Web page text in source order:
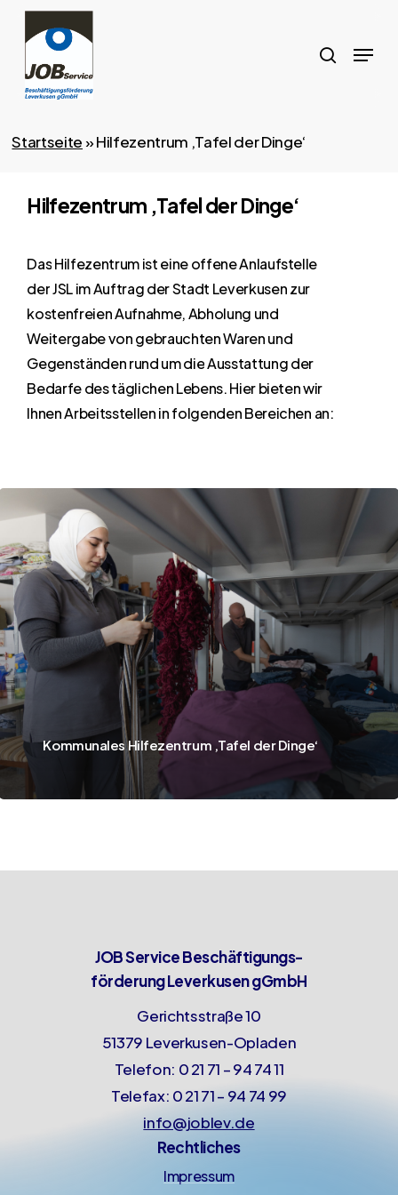
Skip
main
content
Menu
Startseite»Hilfezentrum ‚Tafel der Dinge‘
Hilfezentrum ‚Tafel der Dinge‘
DasHilfezentrumisteineoffeneAnlaufstelle
derJSLimAuftragderStadt Leverkusenzur
kostenfreienAufnahme,Abholung und
WeitergabevongebrauchtenWarenund
GegenständenrundumdieAusstattungder
BedarfedestäglichenLebens. Hierbietenwir
IhnenArbeitsstelleninfolgendenBereichen an:
Kommunales Hilfezentrum ‚Tafel der Dinge‘
JOB Service Beschäftigungs-
förderung Leverkusen gGmbH
Gerichtsstraße 10
51379 Leverkusen-Opladen
Telefon: 0 21 71 – 94 74 11
Telefax: 0 21 71 – 94 74 99
info@joblev.de
Rechtliches
Impressum